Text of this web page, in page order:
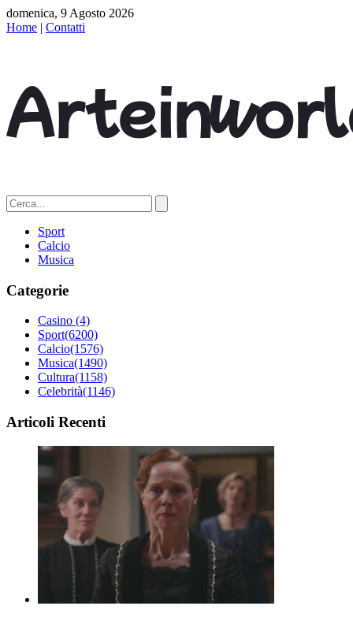
domenica, 9 Agosto 2026
Home | Contatti
Sport
Calcio
Musica
Categorie
Casino (4)
Sport(6200)
Calcio(1576)
Musica(1490)
Cultura(1158)
Celebrità(1146)
Articoli Recenti